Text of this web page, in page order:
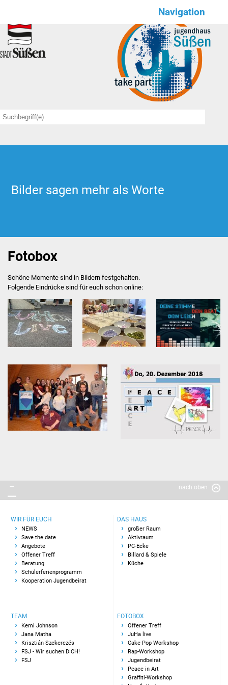
Navigation
Wir für euch
NEWS
Save the date
Hilfebox
Schülerferienprogramm
JuHa live
Kooperation Jugendbeirat
Das Haus
großer Raum
Aktivraum
Kemi Johnson
Jana Matha
FSJ
Fotobox
Offener Treff
Bilder sagen mehr als Worte
Fotobox
Schöne Momente sind in Bildern festgehalten.
Folgende Eindrücke sind für euch schon online:
nach oben
WIR FÜR EUCH
NEWS
Save the date
Angebote
Offener Treff
Beratung
Schülerferienprogramm
Kooperation Jugendbeirat
DAS HAUS
großer Raum
Aktivraum
PC-Ecke
Billard & Spiele
Küche
TEAM
Kemi Johnson
Jana Matha
Krisztián Szekerczés
FSJ - Wir suchen DICH!
FSJ
FOTOBOX
Offener Treff
JuHa live
Cake Pop Workshop
Rap-Workshop
Jugendbeirat
Peace in Art
Graffiti-Workshop